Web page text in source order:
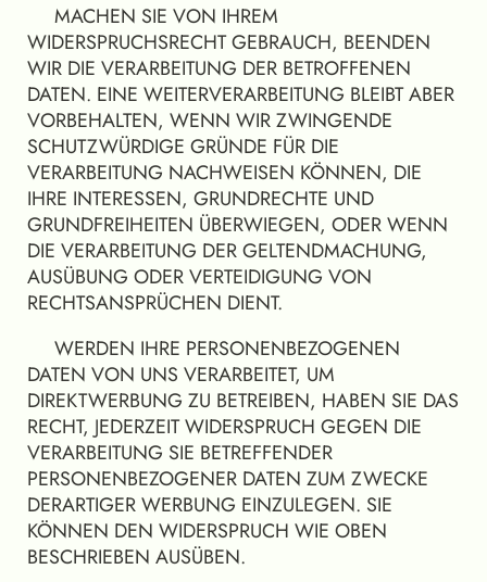
MACHEN SIE VON IHREM
WIDERSPRUCHSRECHT GEBRAUCH, BEENDEN
WIR DIE VERARBEITUNG DER BETROFFENEN
DATEN. EINE WEITERVERARBEITUNG BLEIBT ABER
VORBEHALTEN, WENN WIR ZWINGENDE
SCHUTZWÜRDIGE GRÜNDE FÜR DIE
VERARBEITUNG NACHWEISEN KÖNNEN, DIE
IHRE INTERESSEN, GRUNDRECHTE UND
GRUNDFREIHEITEN ÜBERWIEGEN, ODER WENN
DIE VERARBEITUNG DER GELTENDMACHUNG,
AUSÜBUNG ODER VERTEIDIGUNG VON
RECHTSANSPRÜCHEN DIENT.
WERDEN IHRE PERSONENBEZOGENEN
DATEN VON UNS VERARBEITET, UM
DIREKTWERBUNG ZU BETREIBEN, HABEN SIE DAS
RECHT, JEDERZEIT WIDERSPRUCH GEGEN DIE
VERARBEITUNG SIE BETREFFENDER
PERSONENBEZOGENER DATEN ZUM ZWECKE
DERARTIGER WERBUNG EINZULEGEN. SIE
KÖNNEN DEN WIDERSPRUCH WIE OBEN
BESCHRIEBEN AUSÜBEN.